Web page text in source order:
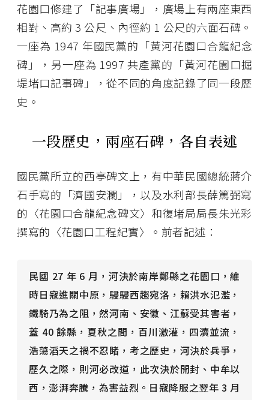
花園口修建了「記事廣場」，廣場上有兩座東西
相對、高約 3 公尺、內徑約 1 公尺的六面石碑。
一座為 1947 年國民黨的「黃河花園口合龍紀念
碑」，另一座為 1997 共產黨的「黃河花園口掘
堤堵口記事碑」，從不同的角度記錄了同一段歷
史。
一段歷史，兩座石碑，各自表述
國民黨所立的西亭碑文上，有中華民國總統蔣介
石手寫的「濟國安瀾」，以及水利部長薛篤弼寫
的〈花園口合龍紀念碑文〉和復堵局局長朱光彩
撰寫的〈花園口工程紀實〉。前者記述：
民國 27 年 6 月，河決於南岸鄭縣之花園口，維
時日寇進關中原，駸駸西趨宛洛，賴洪水氾濫，
鐵騎乃為之阻，然河南、安徽、江蘇受其害者，
蓋 40 餘縣，夏秋之間，百川激灌，四瀆並流，
浩蕩滔天之禍不忍睹，考之歷史，河決於兵爭，
歷久之際，則河必改道，此次決於開封、中牟以
西，澎湃奔騰，為害益烈。日寇降服之翌年 3 月